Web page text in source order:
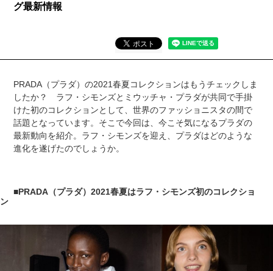
グ最新情報
PRADA（プラダ）の2021春夏コレクションはもうチェックしま
したか？ ラフ・シモンズとミウッチャ・プラダが共同で手掛
けた初のコレクションとして、世界のファッショニスタの間で
話題となっています。そこで今回は、今こそ気になるプラダの
最新動向を紹介。ラフ・シモンズを迎え、プラダはどのような
進化を遂げたのでしょうか。
■PRADA（プラダ）2021春夏はラフ・シモンズ初のコレクショ
ン